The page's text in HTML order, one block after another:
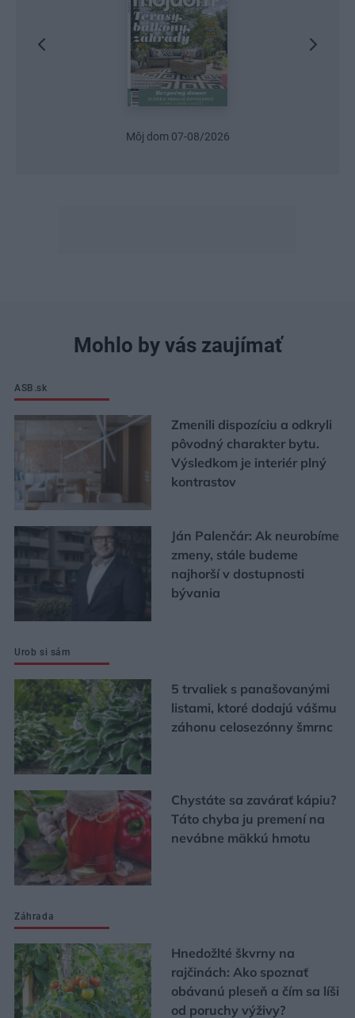
Urob si sám 6/2026
Mohlo by vás zaujímať
ASB.sk
Zmenili dispozíciu a odkryli
pôvodný charakter bytu.
Výsledkom je interiér plný
kontrastov
Ján Palenčár: Ak neurobíme
zmeny, stále budeme
najhorší v dostupnosti
bývania
Urob si sám
5 trvaliek s panašovanými
listami, ktoré dodajú vášmu
záhonu celosezónny šmrnc
Chystáte sa zavárať kápiu?
Táto chyba ju premení na
nevábne mäkkú hmotu
Záhrada
Hnedožlté škvrny na
rajčinách: Ako spoznať
obávanú pleseň a čím sa líši
od poruchy výživy?